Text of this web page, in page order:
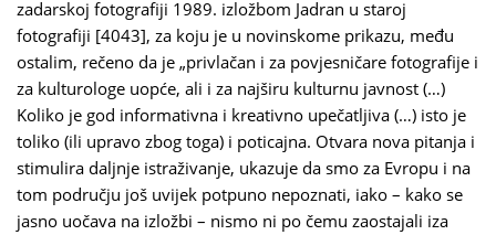
zadarskoj fotografiji 1989. izložbom Jadran u staroj
fotografiji [4043], za koju je u novinskome prikazu, među
ostalim, rečeno da je „privlačan i za povjesničare fotografije i
za kulturologe uopće, ali i za najširu kulturnu javnost (…)
Koliko je god informativna i kreativno upečatljiva (…) isto je
toliko (ili upravo zbog toga) i poticajna. Otvara nova pitanja i
stimulira daljnje istraživanje, ukazuje da smo za Evropu i na
tom području još uvijek potpuno nepoznati, iako – kako se
jasno uočava na izložbi – nismo ni po čemu zaostajali iza